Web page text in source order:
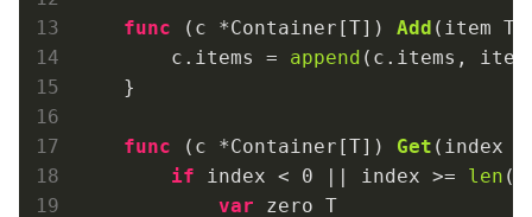
func (c *Container[T]) Add (item T)
        c.items =
append (c.items,
    }
func (c *Container[T]) Get (index
if index < 0 || index >= len
var zero T